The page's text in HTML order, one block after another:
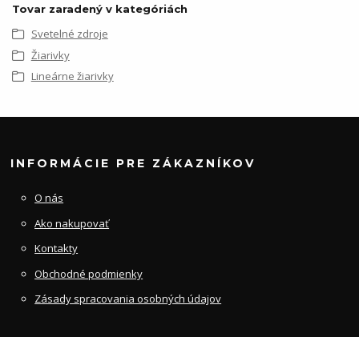
Tovar zaradený v kategóriách
Svetelné zdroje
Žiarivky
Lineárne žiarivky
INFORMÁCIE PRE ZÁKAZNÍKOV
O nás
Ako nakupovať
Kontakty
Obchodné podmienky
Zásady spracovania osobných údajov